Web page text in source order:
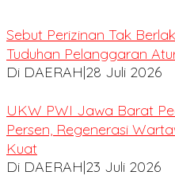
Sebut Perizinan Tak
Tuduhan Pelanggaran
Di DAERAH|28 Juli 2026
UKW PWI Jawa Barat
Persen, Regenerasi
Kuat
Di DAERAH|23 Juli 2026